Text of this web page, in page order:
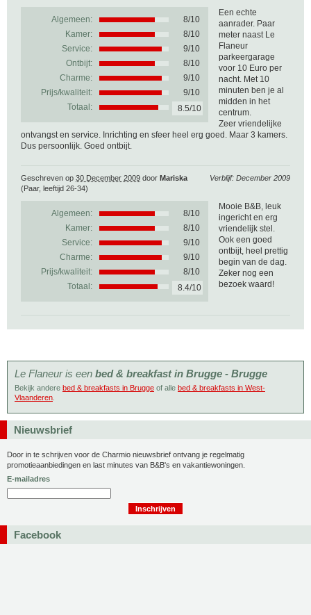
Algemeen: 8/10
Kamer:
8/10
Service:
9/10
Ontbijt:
8/10
Charme:
9/10
Prijs/kwaliteit:
9/10
Totaal:
8.5/10
Een echte
aanrader. Paar
meter naast Le
Flaneur
parkeergarage
voor 10 Euro per
nacht. Met 10
minuten ben je al
midden in het
centrum.
Zeer vriendelijke
ontvangst en service. Inrichting en sfeer heel erg goed. Maar 3 kamers.
Dus persoonlijk. Goed ontbijt.
Verblijf: December 2009
Geschreven op 30 December 2009 door Mariska
(Paar, leeftijd 26-34)
Algemeen: 8/10
Kamer:
8/10
Service:
9/10
Charme:
9/10
Prijs/kwaliteit:
8/10
Totaal:
8.4/10
Mooie B&B, leuk
ingericht en erg
vriendelijk stel.
Ook een goed
ontbijt, heel prettig
begin van de dag.
Zeker nog een
bezoek waard!
Le Flaneur is een bed & breakfast in Brugge - Brugge
Bekijk andere bed & breakfasts in Brugge of alle bed & breakfasts in West-
Vlaanderen
Nieuwsbrief
Door in te schrijven voor de Charmio nieuwsbrief ontvang je regelmatig
promotieaanbiedingen en last minutes van B&B's en vakantiewoningen.
E-mailadres
Facebook